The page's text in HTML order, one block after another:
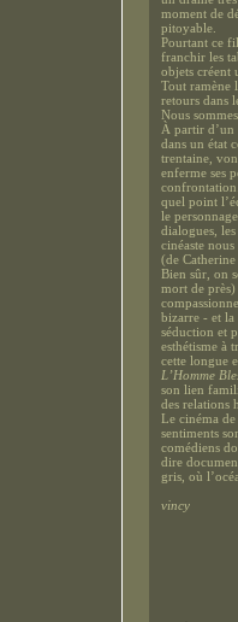
moment de
pitoyable.
Pourtant ce
franchir les
objets créent
Tout ramène
retours dans
Nous
À partir d’un
dans un état
trentaine,
enferme ses
quel point
le
dialogues,
cinéaste
(de
Bien sûr, on
mort de
bizarre - et la
séduction et
esthétisme à
cette longue
L’Homme
son lien
des relations
Le cinéma de
sentiments
comédiens
dire
gris, où
vincy